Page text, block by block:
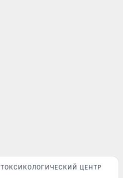
ТОКСИКОЛОГИЧЕСКИЙ ЦЕНТР